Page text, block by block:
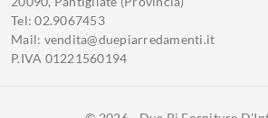
Tel: 02.9067453
Mail: vendita@duepiarredamenti.it
P.IVA 01221560194